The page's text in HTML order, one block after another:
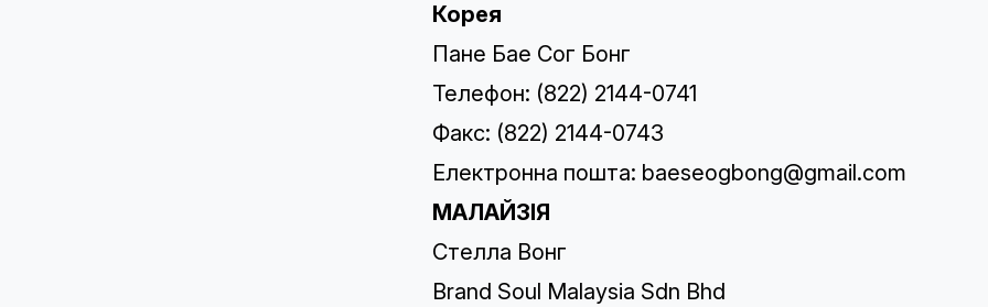
Корея
Пане Бае Сог Бонг
Телефон: (822) 2144-0741
Факс: (822) 2144-0743
Електронна пошта: baeseogbong@gmail.com
МАЛАЙЗІЯ
Стелла Вонг
Brand Soul Malaysia Sdn Bhd